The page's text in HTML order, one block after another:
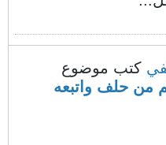
كتب موضوع
من حلف واتبعه